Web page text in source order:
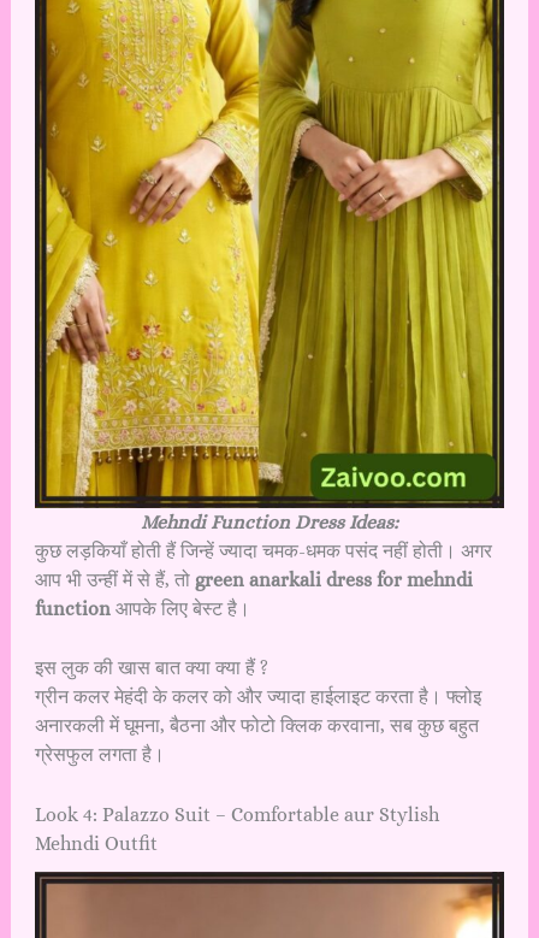
Mehndi Function Dress Ideas:
कुछ लड़कियाँ होती हैं जिन्हें ज्यादा चमक-धमक पसंद नहीं होती। अगर
आप भी उन्हीं में से हैं, तो green anarkali dress for mehndi
functionआपके लिए बेस्ट है।
इस लुक की खास बात क्या क्या हैं ?
ग्रीन कलर मेहंदी के कलर को और ज्यादा हाईलाइट करता है। फ्लोइ
अनारकली में घूमना, बैठना और फोटो क्लिक करवाना, सब कुछ बहुत
ग्रेसफुल लगता है।
Look 4: Palazzo Suit – Comfortable aur Stylish
Mehndi Outfit